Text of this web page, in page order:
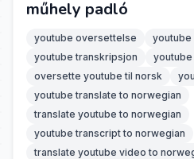
műhely padló
youtube oversettelse
youtube transkripsjon
oversette youtube til norsk
youtube translate to norwegian
translate youtube to norwegian
youtube transcript to norwegian
translate youtube video to